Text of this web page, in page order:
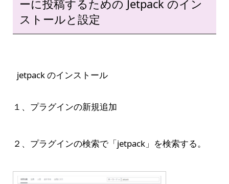
ーに投稿するための Jetpack のイン
ストールと設定
jetpack のインストール
１、プラグインの新規追加
２、プラグインの検索で「jetpack」を検索する。